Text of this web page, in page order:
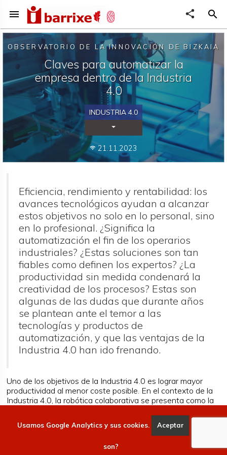
menu share search
OBSERVATORIO DE LA INNOVACIÓN DE BIZKAIA
Claves para automatizar la
empresa dentro de la Industria
4.0
INDUSTRIA 4.0
Desplegar Categorías
wifi 21.11.2023
Eficiencia, rendimiento y rentabilidad: los
avances tecnológicos ayudan a alcanzar
estos objetivos no solo en lo personal, sino
en lo profesional. ¿Significa la
automatización el fin de los operarios
industriales? ¿Estas soluciones son tan
fiables como definen los expertos? ¿La
productividad sin medida condenará la
creatividad de los procesos? Estas son
algunas de las dudas que durante años
se plantean ante el temor a las
tecnologías y productos de
automatización, y que las ventajas de la
Industria 4.0 han ido frenando.
Uno de los objetivos de la Industria 4.0 es lograr mayor
productividad al menor coste posible. En el contexto de la
Industria 4.0, la robótica colaborativa se presenta como la
Cada vez más empresas industriales integran robots
colaborativos, robots industriales y robots móviles
Usamos Google Analytics y sus cookies. Aceptar
son?